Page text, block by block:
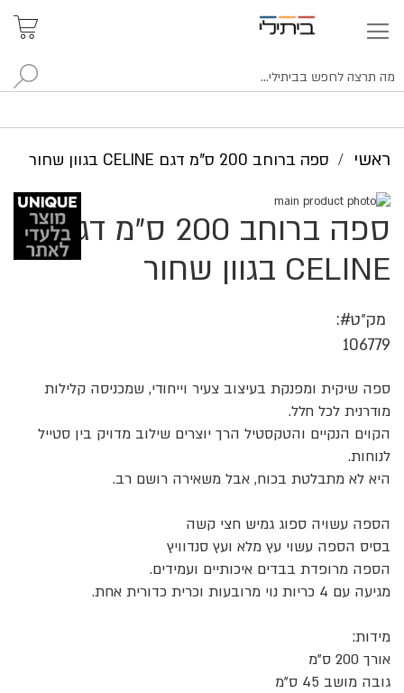
ראשי ספה ברוחב 200 ס"מ דגם CELINE בגוון שחור
ספה ברוחב 200 ס"מ דגם
CELINE בגוון שחור
מק״ט
106779
ספה שיקית ומפנקת בעיצוב צעיר וייחודי, שמכניסה קלילות
מודרנית לכל חלל.
הקוים הנקיים והטקסטיל הרך יוצרים שילוב מדויק בין סטייל
לנוחות.
היא לא מתבלטת בכוח, אבל משאירה רושם רב.
הספה עשויה ספוג גמיש חצי קשה
בסיס הספה עשוי עץ מלא ועץ סנדוויץ
הספה מרופדת בבדים איכותיים ועמידים.
מגיעה עם 4 כריות נוי מרובעות וכרית כדורית אחת.
מידות:
אורך 200 ס"מ
גובה מושב 45 ס"מ
לדלג
לסוף
של
תמונות
לדלג
להתחלה
גלריית